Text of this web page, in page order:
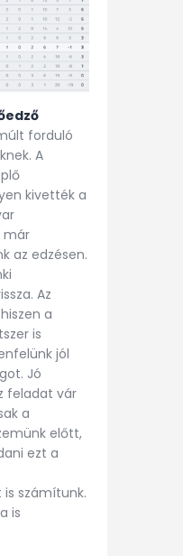
forduló
A
kivették a
már
az edzésen.
Az
a
is
jól
Jó
feladat vár
a
előtt,
ezt a
számítunk.
is